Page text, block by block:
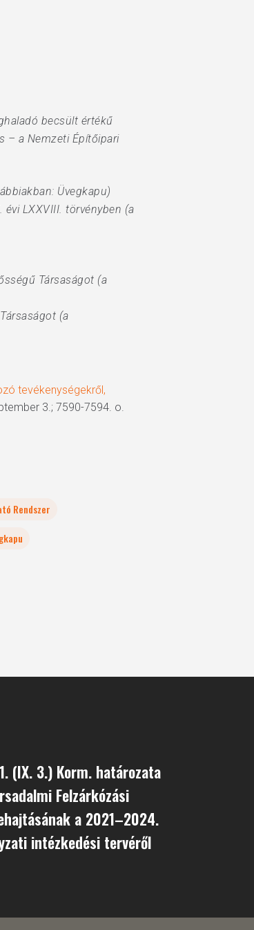
becsült értékű
– a Nemzeti Építőipari
Üvegkapu)
LXXVIII. törvényben (a
Társaságot (a
(a
tevékenységekről,
3.; 7590-7594. o.
Rendszer
(IX. 3.) Korm. határozata
Felzárkózási
a 2021–2024.
intézkedési tervéről